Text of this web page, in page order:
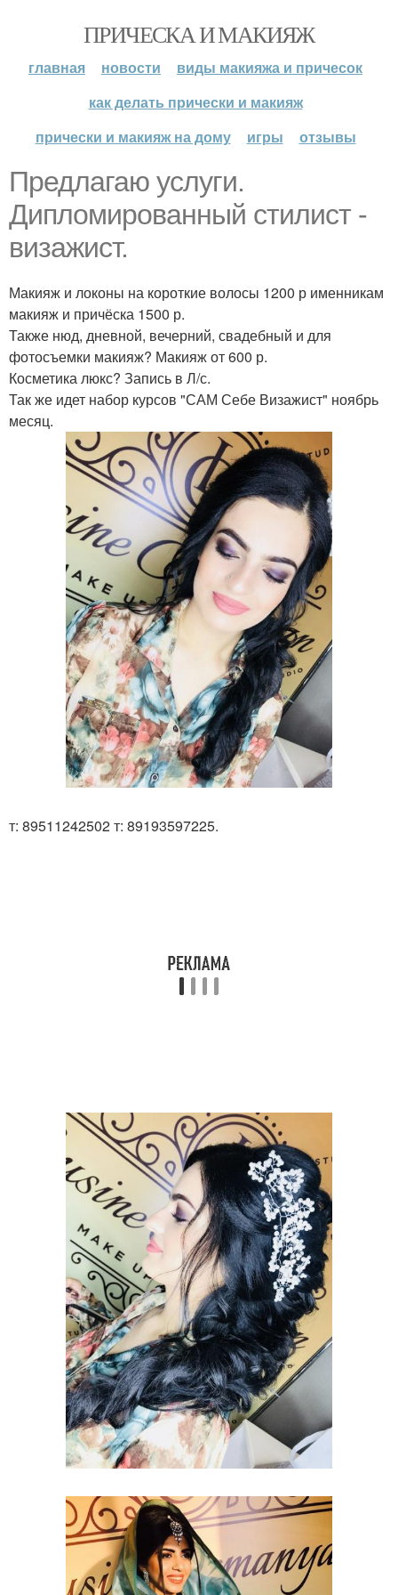
ПРИЧЕСКА И МАКИЯЖ
главная новости
виды макияжа и причесок
как делать прически и макияж
прически и макияж на дому
игры отзывы
Предлагаю услуги.
Дипломированный стилист -
визажист.
Макияж и локоны на короткие волосы 1200 р именникам
макияж и причёска 1500 р.
Также нюд, дневной, вечерний, свадебный и для
фотосъемки макияж? Макияж от 600 р.
Косметика люкс? Запись в Л/с.
Так же идет набор курсов "САМ Себе Визажист" ноябрь
месяц.
т: 89511242502 т: 89193597225.